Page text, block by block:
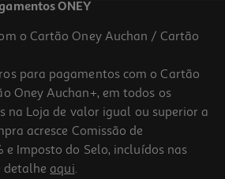
ONEY
o Cartão Oney Auchan / Cartão
para pagamentos com o Cartão
Oney Auchan+, em todos os
na Loja de valor igual ou superior a
acresce Comissão de
e Imposto do Selo, incluídos nas
detalhe aqui.